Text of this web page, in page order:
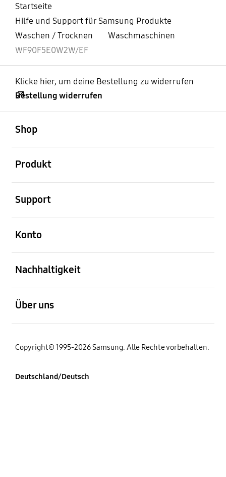
Startseite
Hilfe und Support für Samsung Produkte
Waschen / Trocknen
Waschmaschinen
WF90F5E0W2W/EF
Klicke hier, um deine Bestellung zu widerrufen
Bestellung widerrufen
Shop
Produkt
Support
Konto
Nachhaltigkeit
Über uns
Copyright© 1995-2026 Samsung. Alle Rechte vorbehalten.
Deutschland/Deutsch